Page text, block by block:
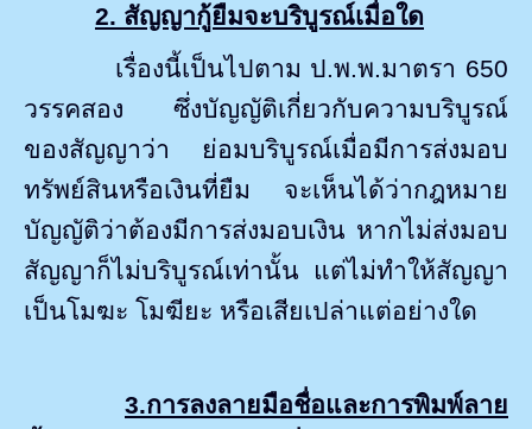
2. สัญญากู้ยืมจะบริบูรณ์เมื่อใด
เรื่องนี้เป็นไปตาม ป.พ.พ.มาตรา 650
วรรคสอง ซึ่งบัญญัติเกี่ยวกับความบริบูรณ์
ของสัญญาว่า ย่อมบริบูรณ์เมื่อมีการส่งมอบ
ทรัพย์สินหรือเงินที่ยืม จะเห็นได้ว่ากฎหมาย
บัญญัติว่าต้องมีการส่งมอบเงิน หากไม่ส่งมอบ
สัญญาก็ไม่บริบูรณ์เท่านั้น แต่ไม่ทำให้สัญญา
เป็นโมฆะ โมฆียะ หรือเสียเปล่าแต่อย่างใด
3.การลงลายมือชื่อและการพิมพ์ลาย